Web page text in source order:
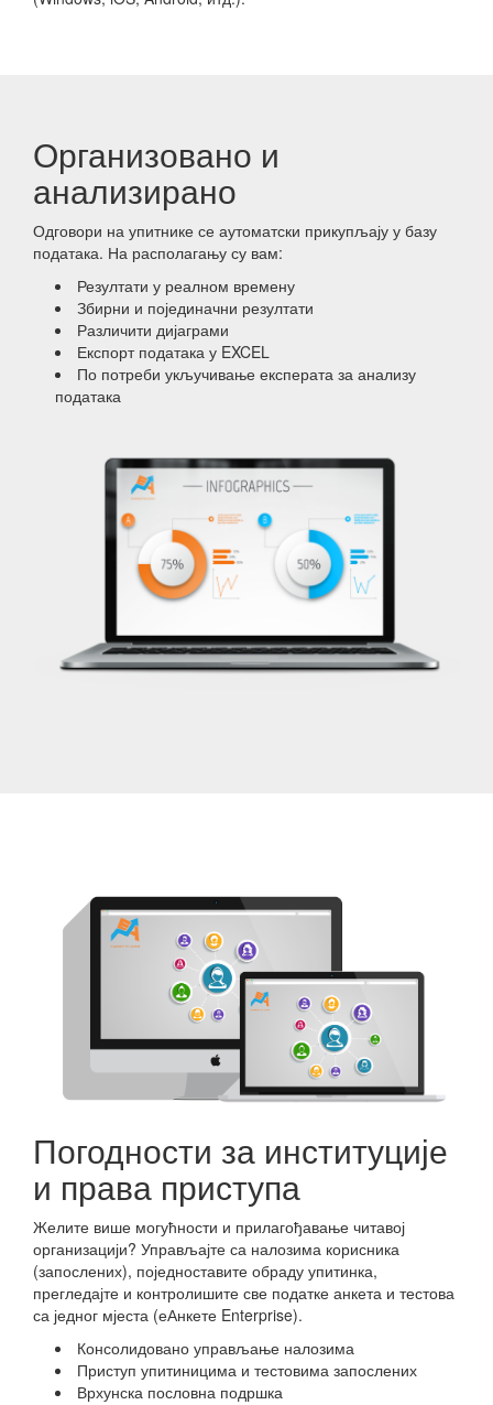
Организовано и
анализирано
Одговори на упитнике се аутоматски прикупљају у базу
података. На располагању су вам:
Резултати у реалном времену
Збирни и појединачни резултати
Различити дијаграми
Експорт података у EXCEL
По потреби укључивање експерата за анализу
података
Погодности за институције
и права приступа
Желите више могућности и прилагођавање читавој
организацији? Управљајте са налозима корисника
(запослених), поједноставите обраду упитинка,
прегледајте и контролишите све податке анкета и тестова
са једног мјеста (еАнкете Enterprise).
Консолидовано управљање налозима
Приступ упитиницима и тестовима запослених
Врхунска пословна подршка